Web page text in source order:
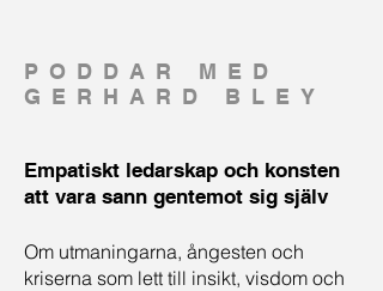
PODDAR MED
GERHARD BLEY
Empatiskt ledarskap och konsten
att vara sann gentemot sig själv
Om utmaningarna, ångesten och
kriserna som lett till insikt, visdom och